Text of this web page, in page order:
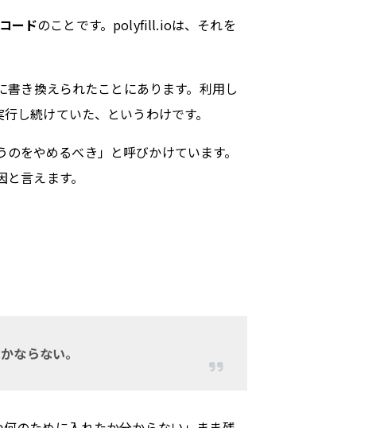
ードのことです。polyfill.ioは、それを
き換えられたことにあります。利用し
し続けていた、というわけです。
をやめるべき」と呼びかけています。
言えます。
ならない。